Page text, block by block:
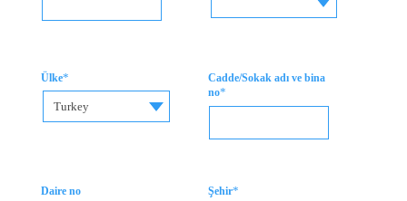
Ülke*
Turkey
Cadde/Sokak adı ve bina
no*
Daire no Şehir*